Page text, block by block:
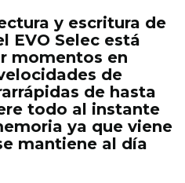
y escritura de
EVO Selec está
momentos en
de
de hasta
todo al instante
ya que viene
mantiene al día